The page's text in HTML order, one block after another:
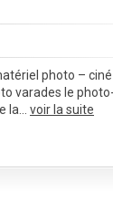
photo –
varades le
voir la suite